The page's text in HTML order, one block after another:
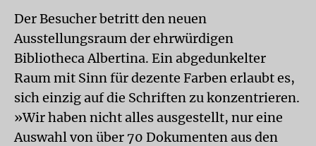
Der Besucher betritt den neuen
Ausstellungsraum der ehrwürdigen
Bibliotheca Albertina. Ein abgedunkelter
Raum mit Sinn für dezente Farben erlaubt es,
sich einzig auf die Schriften zu konzentrieren.
»Wir haben nicht alles ausgestellt, nur eine
Auswahl von über 70 Dokumenten aus den